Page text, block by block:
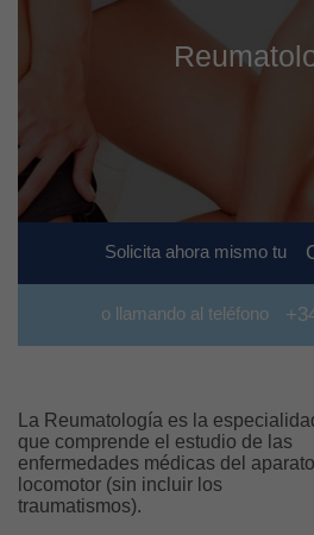
Solicita ahora mismo tu
o llamando al teléfono
La Reumatología es la
que comprende el estudio de las
enfermedades médicas del aparato
locomotor (sin incluir los
traumatismos).